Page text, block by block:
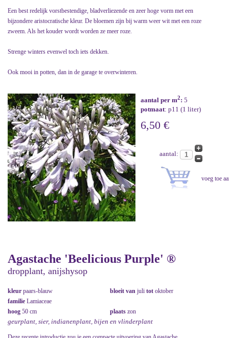
Een best redelijk vorstbestendige, bladverliezende en zeer hoge vorm met een
bijzondere aristocratische kleur. De bloemen zijn bij warm weer wit met een roze
zweem. Als het kouder wordt worden ze meer roze.
Strenge winters evenwel toch iets dekken.
Ook mooi in potten, dan in de garage te overwinteren.
aantal per m2: 5
potmaat: p11 (1 liter)
6,50 €
aantal:
Agastache 'Beelicious Purple' ®
dropplant, anijshysop
kleur paars-blauw bloeit van juli tot oktober
familie Lamiaceae
hoog 50 cm plaats zon
geurplant, sier, indianenplant, bijen en vlinderplant